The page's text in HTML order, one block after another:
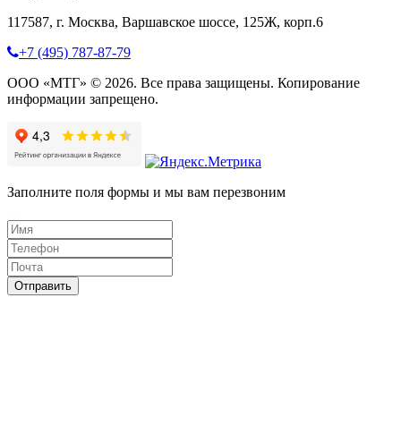
117587, г. Москва, Варшавское шоссе, 125Ж, корп.6
+7 (495) 787-87-79
ООО «МТГ» © 2026. Все права защищены. Копирование
информации запрещено.
Заполните поля формы и мы вам перезвоним
Отправить